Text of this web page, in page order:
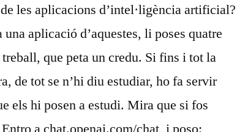
les aplicacions d’intel·ligència artificial?
aplicació d’aquestes, li poses quatre
que peta un credu. Si fins i tot la
de tot se n’hi diu estudiar, ho fa servir
els hi posen a estudi. Mira que si fos